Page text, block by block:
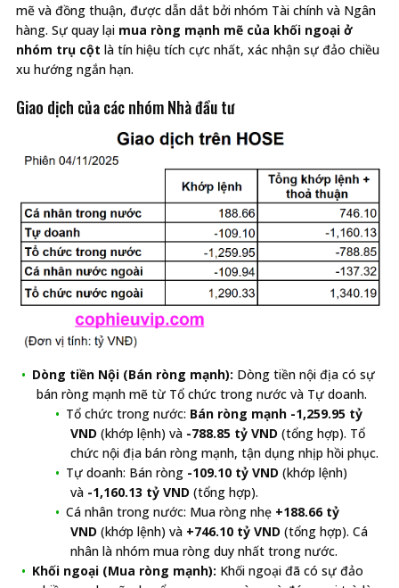
mẽ và đồng thuận, được dẫn dắt bởi nhóm Tài chính và Ngân
hàng. Sự quay lại mua ròng mạnh mẽ của khối ngoại ở
nhóm trụ cột là tín hiệu tích cực nhất, xác nhận sự đảo chiều
xu hướng ngắn hạn.
Giao dịch của các nhóm Nhà đầu tư
Dòng tiền Nội (Bán ròng mạnh): Dòng tiền nội địa có sự
bán ròng mạnh mẽ từ Tổ chức trong nước và Tự doanh.
Tổ chức trong nước: Bán ròng mạnh -1,259.95 tỷ
VND (khớp lệnh) và -788.85 tỷ VND (tổng hợp). Tổ
chức nội địa bán ròng mạnh, tận dụng nhịp hồi phục.
Tự doanh: Bán ròng -109.10 tỷ VND (khớp lệnh)
và -1,160.13 tỷ VND (tổng hợp).
Cá nhân trong nước: Mua ròng nhẹ +188.66 tỷ
VND (khớp lệnh) và +746.10 tỷ VND (tổng hợp). Cá
nhân là nhóm mua ròng duy nhất trong nước.
Khối ngoại (Mua ròng mạnh): Khối ngoại đã có sự đảo